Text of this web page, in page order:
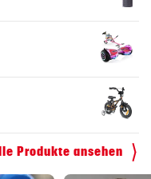
Produkte ansehen